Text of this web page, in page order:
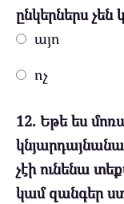
ընկերներս
այո
ոչ
12. Եթե ես
չէի ունենա
կամ զանգեր